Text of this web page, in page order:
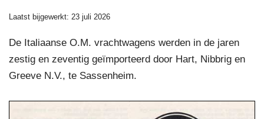
Laatst bijgewerkt: 23 juli 2026
De Italiaanse O.M. vrachtwagens werden in de jaren
zestig en zeventig geïmporteerd door Hart, Nibbrig en
Greeve N.V., te Sassenheim.